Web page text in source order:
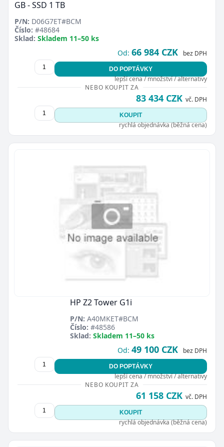
GB - SSD 1 TB
P/N: D06G7ET#BCM
Číslo: #48684
Sklad: Skladem 11–50 ks
Od: 66 984 CZK bez DPH
DO POPTÁVKY
lepší cena / množství / alternativy
NEBO KOUPIT ZA
83 434 CZK vč. DPH
KOUPIT
rychlá objednávka (běžná cena)
HP Z2 Tower G1i
P/N: A40MKET#BCM
Číslo: #48586
Sklad: Skladem 11–50 ks
Od: 49 100 CZK bez DPH
DO POPTÁVKY
lepší cena / množství / alternativy
NEBO KOUPIT ZA
61 158 CZK vč. DPH
KOUPIT
rychlá objednávka (běžná cena)